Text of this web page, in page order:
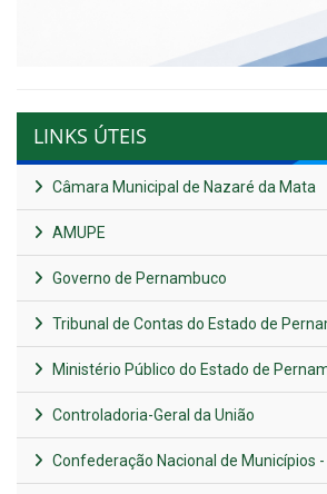
LINKS ÚTEIS
Câmara Municipal de Nazaré da Mata
AMUPE
Governo de Pernambuco
Tribunal de Contas do Estado de
Ministério Público do Estado de
Controladoria-Geral da União
Confederação Nacional de Municípios -